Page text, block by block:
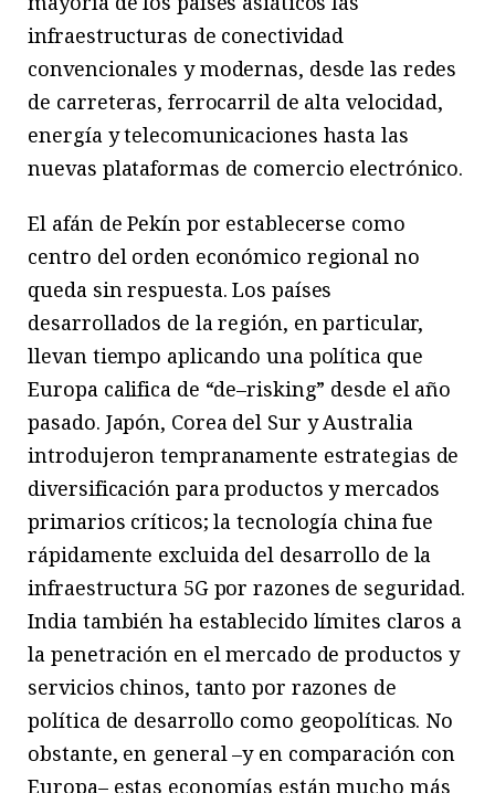
infraestructuras de conectividad
convencionales y modernas, desde las redes
de carreteras, ferrocarril de alta velocidad,
energía y telecomunicaciones hasta las
nuevas plataformas de comercio electrónico.
El afán de Pekín por establecerse como
centro del orden económico regional no
queda sin respuesta. Los países
desarrollados de la región, en particular,
llevan tiempo aplicando una política que
Europa califica de “de–risking” desde el año
pasado. Japón, Corea del Sur y Australia
introdujeron tempranamente estrategias de
diversificación para productos y mercados
primarios críticos; la tecnología china fue
rápidamente excluida del desarrollo de la
infraestructura 5G por razones de seguridad.
India también ha establecido límites claros a
la penetración en el mercado de productos y
servicios chinos, tanto por razones de
política de desarrollo como geopolíticas. No
obstante, en general –y en comparación con
Europa– estas economías están mucho más